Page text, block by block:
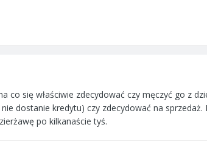
co się właściwie zdecydować czy męczyć go z
dostanie kredytu) czy zdecydować na
po kilkanaście tyś.